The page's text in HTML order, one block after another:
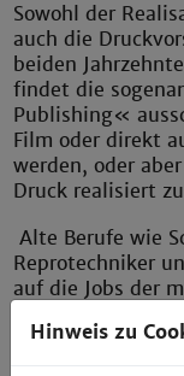
Sowohl der
auch die
beiden
findet die
Publishing«
Film oder direkt
werden, oder
Druck realisiert
Alte Berufe wie
Reprotechniker
auf die Jobs der
Hinweis zu